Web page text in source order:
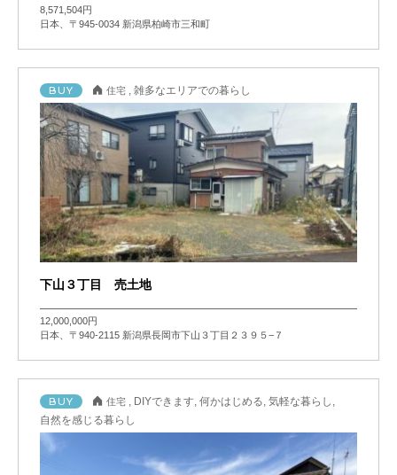
8,571,504円
日本、〒945-0034 新潟県柏崎市三和町
BUY 住宅, 雑多なエリアでの暮らし
下山３丁目 売土地
12,000,000円
日本、〒940-2115 新潟県長岡市下山３丁目２３９５−７
BUY 住宅, DIYできます 何かはじめる 気軽な暮らし
自然を感じる暮らし